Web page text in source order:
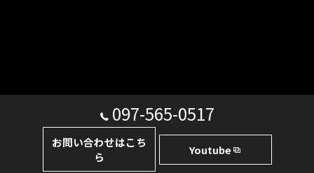
097-565-0517
お問い合わせはこち
ら
Youtube